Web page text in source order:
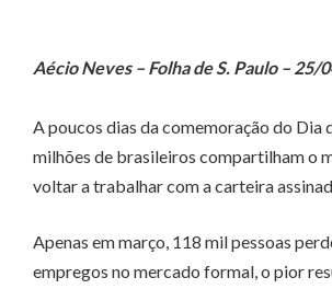
Aécio Neves – Folha de S. Paulo – 25/
A poucos dias da comemoração do Dia
milhões de brasileiros compartilham o
voltar a trabalhar com a carteira
Apenas em março, 118 mil pessoas
empregos no mercado formal, o pior